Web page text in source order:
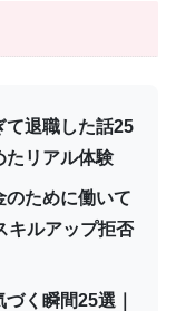
て退職した話25
たリアル体験
のために働いて
キルアップ拒否
く瞬間25選｜